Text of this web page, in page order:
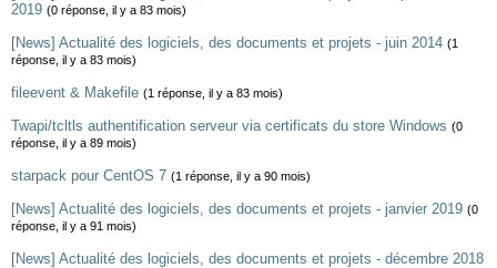
2019 (0 réponse, il y a 83 mois)
[News] Actualité des logiciels, des documents et projets - juin 2014 (1
réponse, il y a 83 mois)
fileevent & Makefile (1 réponse, il y a 83 mois)
Twapi/tcltls authentification serveur via certificats du store Windows (0
réponse, il y a 89 mois)
starpack pour CentOS 7 (1 réponse, il y a 90 mois)
[News] Actualité des logiciels, des documents et projets - janvier 2019 (0
réponse, il y a 91 mois)
[News] Actualité des logiciels, des documents et projets - décembre 2018